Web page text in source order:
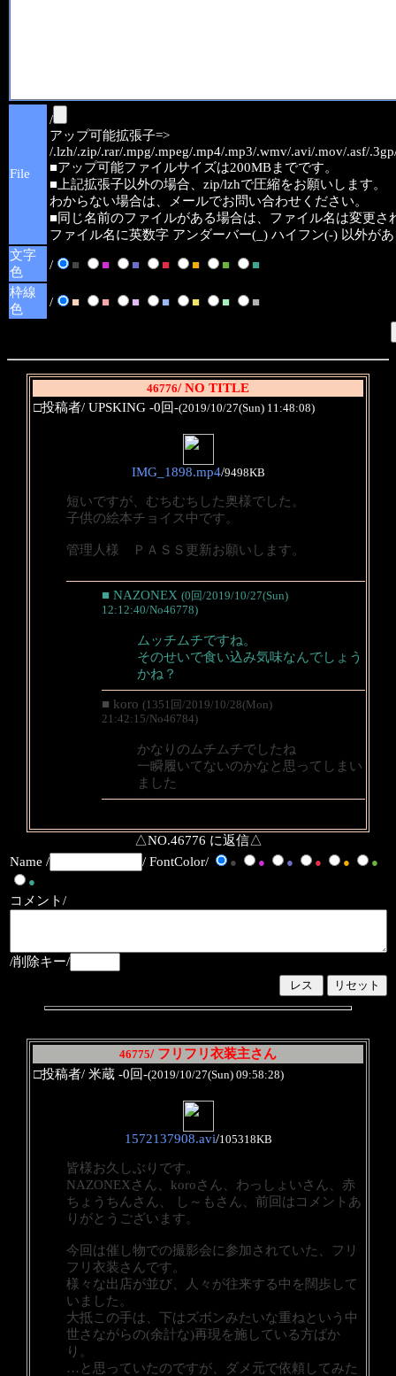
File
/
アップ可能拡張子=>
/.lzh/.zip/.rar/.mpg/.mpeg/.mp4/.mp3/.wmv/.avi/.mov/.asf/
■アップ可能ファイルサイズは200MBまでです。
■上記拡張子以外の場合、zip/lzhで圧縮をお願いします。
わからない場合は、メールでお問い合わせください。
■同じ名前のファイルがある場合は、ファイル名は変更さ
ファイル名に英数字 アンダーバー(_) ハイフン(-) 以外が
文字
色
/ ■ ■ ■ ■ ■ ■
■
枠線
色
/ ■ ■ ■ ■ ■ ■ ■
46776/ NO TITLE
□投稿者/ UPSKING -0回-(2019/10/27(Sun) 11:48:08)
IMG_1898.mp4/9498KB
短いですが、むちむちした奥様でした。
子供の絵本チョイス中です。
管理人様 ＰＡＳＳ更新お願いします。
■ NAZONEX (0回/2019/10/27(Sun)
12:12:40/No46778)
ムッチムチですね。
そのせいで食い込み気味なんでしょう
かね？
■ koro (1351回/2019/10/28(Mon)
21:42:15/No46784)
かなりのムチムチでしたね
一瞬履いてないのかなと思ってしまい
ました
△NO.46776 に返信△
Name /
/ FontColor/ ● ● ● ● ●
●
●
コメント/
/削除キー/
46775/ フリフリ衣装主さん
□投稿者/ 米蔵 -0回-(2019/10/27(Sun) 09:58:28)
1572137908.avi/105318KB
皆様お久しぶりです。
NAZONEXさん、koroさん、わっしょいさん、赤
ちょうちんさん、 し～もさん、前回はコメントあ
りがとうございます。
今回は催し物での撮影会に参加されていた、フリ
フリ衣装さんです。
様々な出店が並び、人々が往来する中を闊歩して
いました。
大抵この手は、下はズボンみたいな重ねという中
世さながらの(余計な)再現を施している方ばか
り。
…と思っていたのですが、ダメ元で依頼してみた